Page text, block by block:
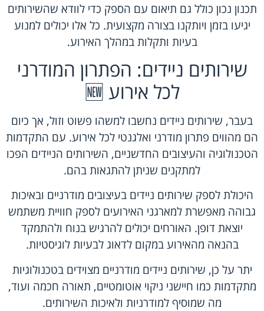
תכנון נכון כולל גם תיאום עם הספק כדי לוודא שהשירותים
יגיעו בזמן ויותקנו בצורה מקצועית. כל אלו יכולים למנוע
בעיות ותקלות במהלך האירוע.
שירותים ניידים: הפתרון המודרני
לכל אירוע 🆕
בעבר, שירותים ניידים נחשבו למשהו פשוט וזול, אך כיום
הם מהווים פתרון מודרני ואלגנטי לכל אירוע. עם התקדמות
הטכנולוגיה והעיצובים החדשניים, השירותים הניידים הפכו
למתקנים שניתן להתגאות בהם.
היכולת לספק שירותים ניידים בעיצובים מודרניים ובאיכות
גבוהה מאפשרת למארגני האירועים לספק חוויית משתמש
יוצאת דופן. האורחים יכולים להרגיש בנוח ולהתמקד
בהנאה מהאירוע במקום לדאוג לבעיות לוגיסטיות.
יתר על כן, שירותים ניידים מודרניים מצוידים בטכנולוגיות
מתקדמות כמו חיישני ניקוי אוטומטיים, תאורה חכמה ועוד,
מה שמוסיף למודרניות ולאיכות השירותים.